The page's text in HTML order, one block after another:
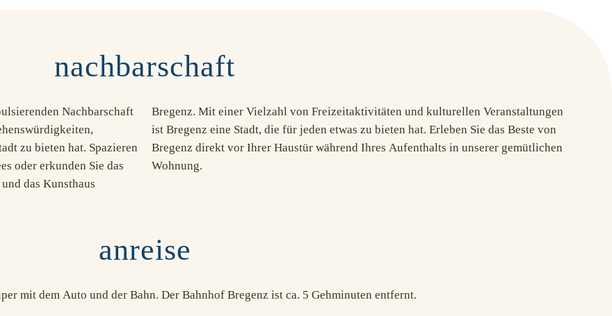
nachbarschaft
Nachbarschaft
zu bieten hat. Spazieren
oder erkunden Sie das
das Kunsthaus
Veranstaltungen
Sie das Beste von
in unserer gemütlichen
Wohnung.
anreise
mit dem Auto und der Bahn. Der Bahnhof Bregenz ist ca. 5 Gehminuten entfernt.